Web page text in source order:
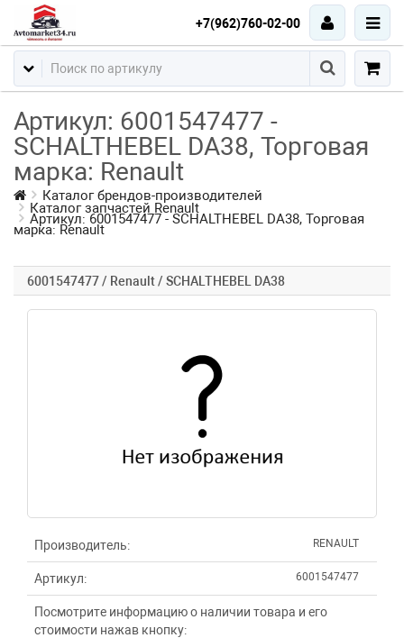
+7(962)760-02-00
Артикул: 6001547477 -
SCHALTHEBEL DA38, Торговая
марка: Renault
Каталог брендов-производителей
Каталог запчастей Renault
Артикул: 6001547477 - SCHALTHEBEL DA38, Торговая
марка: Renault
6001547477 / Renault / SCHALTHEBEL DA38
Производитель: RENAULT
Артикул: 6001547477
Посмотрите информацию о наличии товара и его
стоимости нажав кнопку: